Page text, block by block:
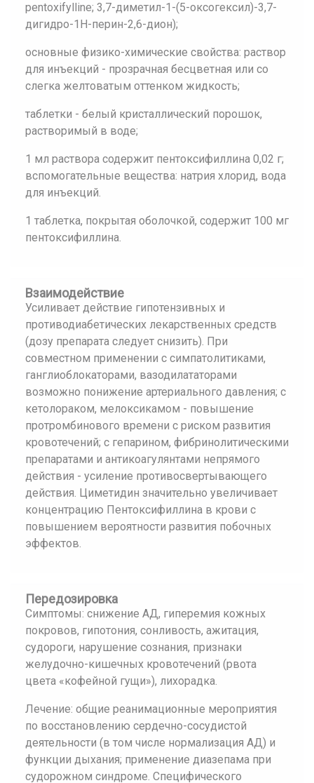
pentoxifylline; 3,7-диметил-1-(5-оксогексил)-3,7-
дигидро-1Н-перин-2,6-дион);
основные физико-химические свойства: раствор
для инъекций - прозрачная бесцветная или со
слегка желтоватым оттенком жидкость;
таблетки - белый кристаллический порошок,
растворимый в воде;
1 мл раствора содержит пентоксифиллина 0,02 г;
вспомогательные вещества: натрия хлорид, вода
для инъекций.
1 таблетка, покрытая оболочкой, содержит 100 мг
пентоксифиллина.
Взаимодействие
Усиливает действие гипотензивных и
противодиабетических лекарственных средств
(дозу препарата следует снизить). При
совместном применении с симпатолитиками,
ганглиоблокаторами, вазодилататорами
возможно понижение артериального давления; с
кетолораком, мелоксикамом - повышение
протромбинового времени с риском развития
кровотечений; с гепарином, фибринолитическими
препаратами и антикоагулянтами непрямого
действия - усиление противосвертывающего
действия. Циметидин значительно увеличивает
концентрацию Пентоксифиллина в крови с
повышением вероятности развития побочных
эффектов.
Передозировка
Симптомы: снижение АД, гиперемия кожных
покровов, гипотония, сонливость, ажитация,
судороги, нарушение сознания, признаки
желудочно-кишечных кровотечений (рвота
цвета «кофейной гущи»), лихорадка.
Лечение: общие реанимационные мероприятия
по восстановлению сердечно-сосудистой
деятельности (в том числе нормализация АД) и
функции дыхания; применение диазепама при
судорожном синдроме. Специфического